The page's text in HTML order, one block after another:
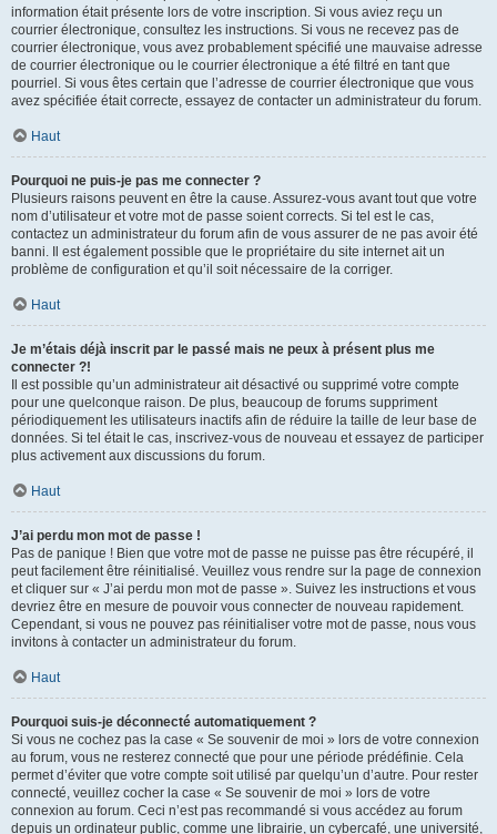
information était présente lors de votre inscription. Si vous aviez reçu un
courrier électronique, consultez les instructions. Si vous ne recevez pas de
courrier électronique, vous avez probablement spécifié une mauvaise adresse
de courrier électronique ou le courrier électronique a été filtré en tant que
pourriel. Si vous êtes certain que l’adresse de courrier électronique que vous
avez spécifiée était correcte, essayez de contacter un administrateur du forum.
Haut
Pourquoi ne puis-je pas me connecter ?
Plusieurs raisons peuvent en être la cause. Assurez-vous avant tout que votre
nom d’utilisateur et votre mot de passe soient corrects. Si tel est le cas,
contactez un administrateur du forum afin de vous assurer de ne pas avoir été
banni. Il est également possible que le propriétaire du site internet ait un
problème de configuration et qu’il soit nécessaire de la corriger.
Haut
Je m’étais déjà inscrit par le passé mais ne peux à présent plus me
connecter ?!
Il est possible qu’un administrateur ait désactivé ou supprimé votre compte
pour une quelconque raison. De plus, beaucoup de forums suppriment
périodiquement les utilisateurs inactifs afin de réduire la taille de leur base de
données. Si tel était le cas, inscrivez-vous de nouveau et essayez de participer
plus activement aux discussions du forum.
Haut
J’ai perdu mon mot de passe !
Pas de panique ! Bien que votre mot de passe ne puisse pas être récupéré, il
peut facilement être réinitialisé. Veuillez vous rendre sur la page de connexion
et cliquer sur « J’ai perdu mon mot de passe ». Suivez les instructions et vous
devriez être en mesure de pouvoir vous connecter de nouveau rapidement.
Cependant, si vous ne pouvez pas réinitialiser votre mot de passe, nous vous
invitons à contacter un administrateur du forum.
Haut
Pourquoi suis-je déconnecté automatiquement ?
Si vous ne cochez pas la case « Se souvenir de moi » lors de votre connexion
au forum, vous ne resterez connecté que pour une période prédéfinie. Cela
permet d’éviter que votre compte soit utilisé par quelqu’un d’autre. Pour rester
connecté, veuillez cocher la case « Se souvenir de moi » lors de votre
connexion au forum. Ceci n’est pas recommandé si vous accédez au forum
depuis un ordinateur public, comme une librairie, un cybercafé, une université,